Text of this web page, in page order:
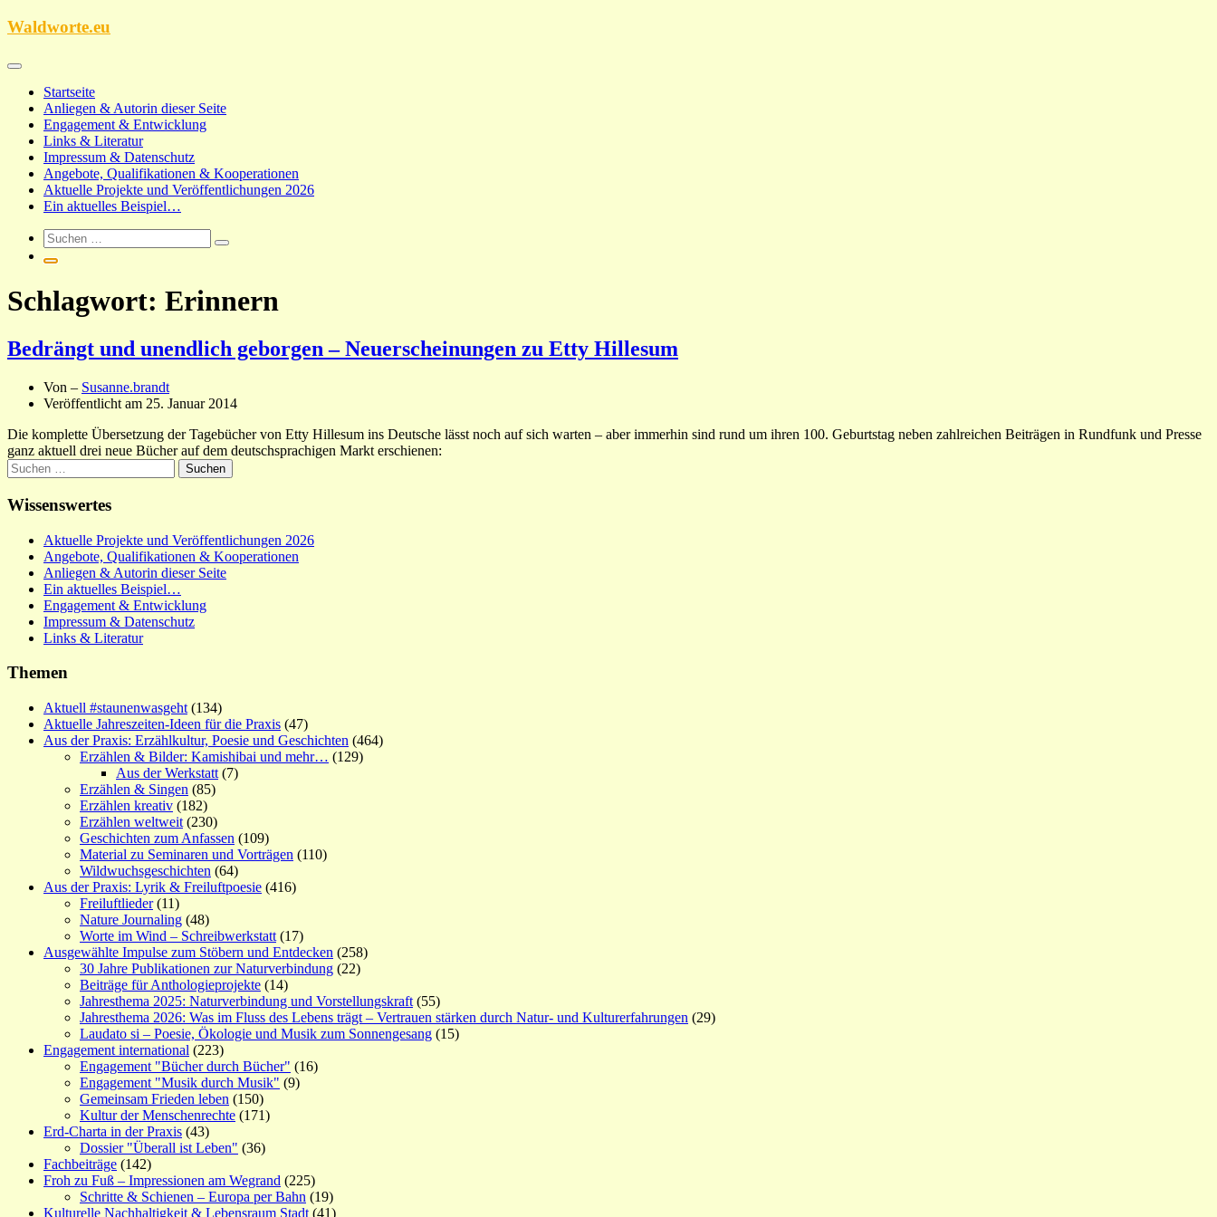
Zum
Waldworte.eu
Startseite
Anliegen & Autorin dieser Seite
Engagement & Entwicklung
Links & Literatur
Impressum & Datenschutz
Angebote, Qualifikationen & Kooperationen
Aktuelle Projekte und Veröffentlichungen 2026
Ein aktuelles Beispiel…
Schlagwort: Erinnern
Bedrängt und unendlich geborgen – Neuerscheinungen zu Etty Hillesum
Von – Susanne.brandt
Veröffentlicht am 25. Januar 2014
Die komplette Übersetzung der Tagebücher von Etty Hillesum ins Deutsche lässt noch auf sich warten – aber immerhin sind rund um ihren 100. Geburtstag neben zahlreichen Beiträgen in Rundfunk und Presse
ganz aktuell drei neue Bücher auf dem deutschsprachigen Markt erschienen:
Suchen
nach:
Wissenswertes
Aktuelle Projekte und Veröffentlichungen 2026
Angebote, Qualifikationen & Kooperationen
Anliegen & Autorin dieser Seite
Ein aktuelles Beispiel…
Engagement & Entwicklung
Impressum & Datenschutz
Links & Literatur
Themen
Aktuell #staunenwasgeht (134)
Aktuelle Jahreszeiten-Ideen für die Praxis (47)
Aus der Praxis: Erzählkultur, Poesie und Geschichten (464)
Erzählen & Bilder: Kamishibai und mehr… (129)
Aus der Werkstatt (7)
Erzählen & Singen (85)
Erzählen kreativ (182)
Erzählen weltweit (230)
Geschichten zum Anfassen (109)
Material zu Seminaren und Vorträgen (110)
Wildwuchsgeschichten (64)
Aus der Praxis: Lyrik & Freiluftpoesie (416)
Freiluftlieder(11)
Nature Journaling (48)
Worte im Wind – Schreibwerkstatt (17)
Ausgewählte Impulse zum Stöbern und Entdecken (258)
30 Jahre Publikationen zur Naturverbindung (22)
Beiträge für Anthologieprojekte (14)
Jahresthema 2025: Naturverbindung und Vorstellungskraft (55)
Jahresthema 2026: Was im Fluss des Lebens trägt – Vertrauen stärken durch Natur- und Kulturerfahrungen (29)
Laudato si – Poesie, Ökologie und Musik zum Sonnengesang (15)
Engagement international (223)
Engagement "Bücher durch Bücher" (16)
Engagement "Musik durch Musik" (9)
Gemeinsam Frieden leben (150)
Kultur der Menschenrechte (171)
Erd-Charta in der Praxis (43)
Dossier "Überall ist Leben" (36)
Fachbeiträge (142)
Froh zu Fuß – Impressionen am Wegrand (225)
Schritte & Schienen – Europa per Bahn (19)
Kulturelle Nachhaltigkeit & Lebensraum Stadt (41)